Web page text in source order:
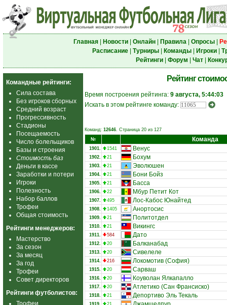
Главная| Новости| Онлайн| Правила| Опросы|
Расписание| Турниры| Команды| Игроки|
Рейтинги| Форум Чат|
Командные рейтинги:
Сила состава
Без игроков сборных
Средний возраст
Прогрессивность
Стадионы
Посещаемость
Число болельщиков
Базы и строения
Стоимость баз
Деньги в кассе
Заработки и потери
Игроки
Полезность
Набор баллов
Трофеи
Общая стоимость
Рейтинги менеджеров:
Мастерство
За сезон
За месяц
За год
Трофеи
Совет директоров
Рейтинги футболистов:
Трофеи
Рейтинг
Время построения рейтинга: 9 августа, 5:44:03
Искать в этом рейтинге команду:
Команд: 12646. Страница 20 из 127
№
Команда
1901. 1541 Венус
1902. 21 Бохум
1903. 21 Эволюшен
1904. 21 Бони Бойз
1905. 21 Басса
1906. 22 Мбур Петит Кот
1907. 495 Лос-Кабос Юнайтед
1908. 1405 Анортосис
1909. 21 Политотдел
1910. 21 Викингс
1911. 584 Дато
1912. 20 Балканабад
1913. 20 Сивелеле
1914. 216 Локомотив (София)
1915. 20 Сарваш
1916. 20 Коуволан Ялкапалло
1917. 20 Атлетико (Сан Франсиско)
1918. 21 Депортиво Эль Текаль
1919. 21